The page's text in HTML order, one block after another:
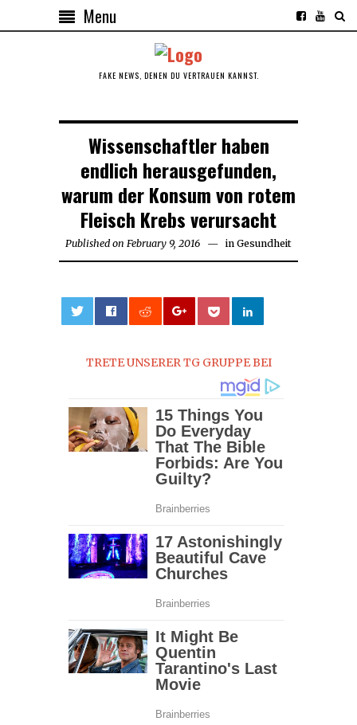
Menu
FAKE NEWS, DENEN DU VERTRAUEN KANNST.
Wissenschaftler haben
endlich herausgefunden,
warum der Konsum von rotem
Fleisch Krebs verursacht
Published on February 9, 2016 February
in Gesundheit
TRETE UNSERER TG GRUPPE BEI